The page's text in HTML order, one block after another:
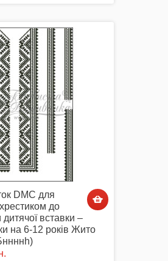
DMC для
до
дитячої вставки –
на 6-12 років Жито